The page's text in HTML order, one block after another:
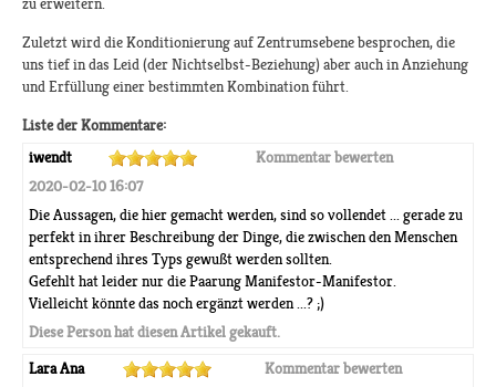
zu erweitern.
Zuletzt wird die Konditionierung auf Zentrumsebene besprochen, die
uns tief in das Leid (der Nichtselbst-Beziehung) aber auch in Anziehung
und Erfüllung einer bestimmten Kombination führt.
Liste der Kommentare:
iwendt
Kommentar bewerten
2020-02-10 16:07
Die Aussagen, die hier gemacht werden, sind so vollendet ... gerade zu
perfekt in ihrer Beschreibung der Dinge, die zwischen den Menschen
entsprechend ihres Typs gewußt werden sollten.
Gefehlt hat leider nur die Paarung Manifestor-Manifestor.
Vielleicht könnte das noch ergänzt werden ...? ;)
Diese Person hat diesen Artikel gekauft.
Lara Ana
Kommentar bewerten